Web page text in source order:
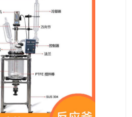
多功能油浴锅
低温恒温反应浴槽